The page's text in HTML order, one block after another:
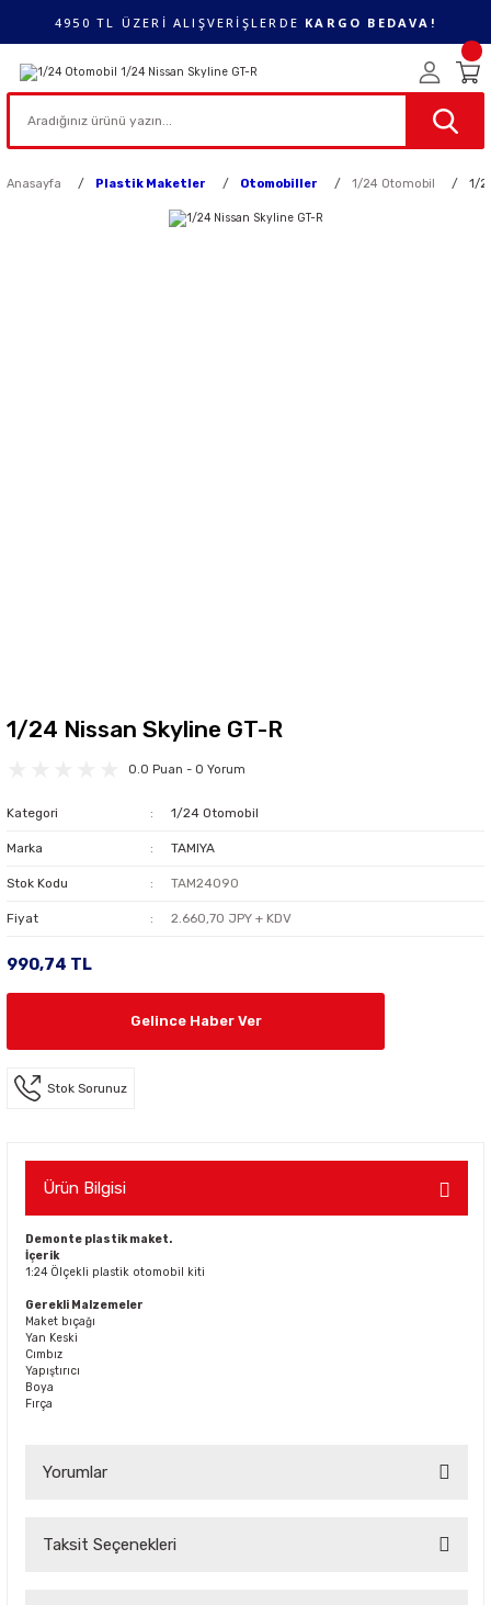
4950 TL ÜZERİ ALIŞVERİŞLERDE KARGO BEDAVA!
Anasayfa Plastik Maketler Otomobiller 1/24 Otomobil 1/
1/24 Nissan Skyline GT-R
0.0 Puan - 0 Yorum
Kategori 1/24 Otomobil
Marka TAMIYA
Stok Kodu TAM24090
Fiyat 2.660,70 JPY + KDV
990,74 TL
Gelince Haber Ver
Stok Sorunuz
Ürün Bilgisi
Demonte plastik maket.
İçerik
1:24 Ölçekli plastik otomobil kiti
Gerekli Malzemeler
Maket bıçağı
Yan Keski
Cımbız
Yapıştırıcı
Boya
Fırça
Yorumlar
Taksit Seçenekleri